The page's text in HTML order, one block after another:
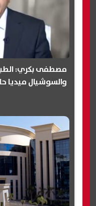
مصطفى بكري:
والسوشيال ميديا